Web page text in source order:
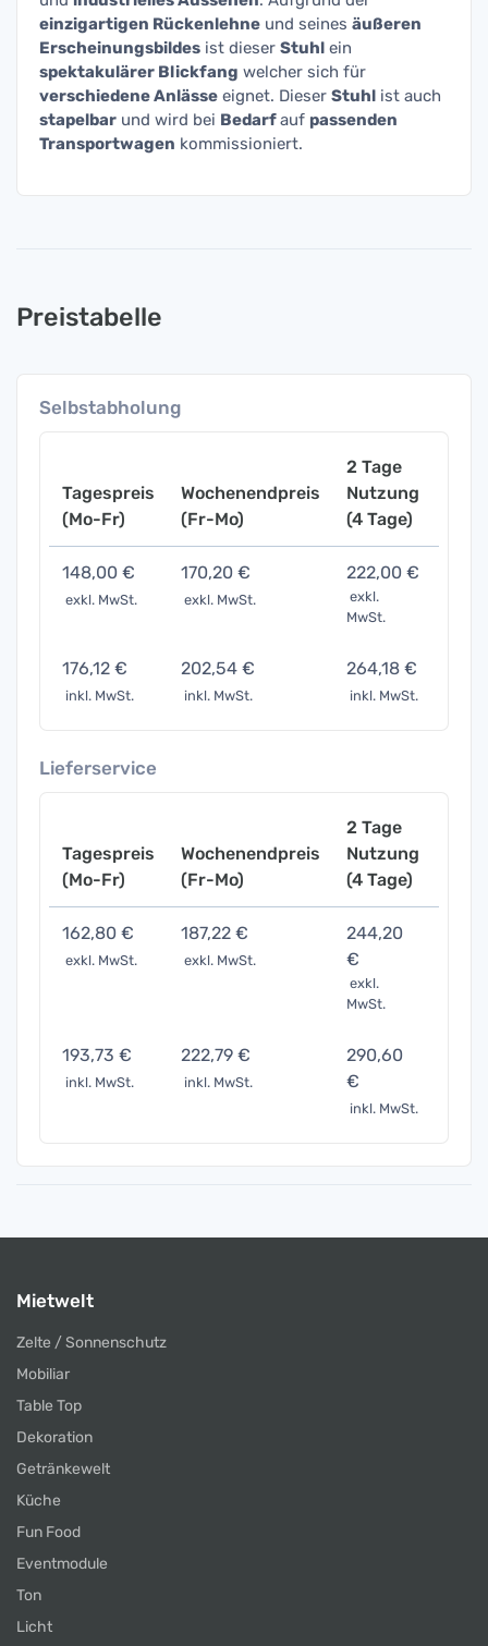
einzigartigen Rückenlehne und seines äußeren
Erscheinungsbildes ist dieser Stuhl ein
spektakulärer Blickfang welcher sich für
verschiedene Anlässe eignet. Dieser Stuhl ist auch
stapelbar und wird bei Bedarfauf passenden
Transportwagen kommissioniert.
Preistabelle
Selbstabholung
Tagespreis
(Mo-Fr)
Wochenendpreis
(Fr-Mo)
2 Tage
Nutzung
(4 Tage)
148,00 €
exkl. MwSt.
170,20 €
exkl. MwSt.
222,00 €
exkl.
MwSt.
176,12 €
inkl. MwSt.
202,54 €
inkl. MwSt.
264,18 €
inkl. MwSt.
Lieferservice
Tagespreis
(Mo-Fr)
Wochenendpreis
(Fr-Mo)
2 Tage
Nutzung
(4 Tage)
162,80 €
exkl. MwSt.
187,22 €
exkl. MwSt.
244,20
€
exkl.
MwSt.
193,73 €
inkl. MwSt.
222,79 €
inkl. MwSt.
290,60
€
inkl. MwSt.
Mietwelt
Zelte / Sonnenschutz
Mobiliar
Table Top
Dekoration
Getränkewelt
Küche
Fun Food
Eventmodule
Ton
Licht